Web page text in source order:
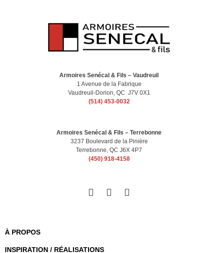
Armoires Senécal & Fils – Vaudreuil
1 Avenue de la Fabrique
Vaudreuil-Dorion, QC J7V 0X1
(514) 453-0032
Armoires Senécal & Fils – Terrebonne
3237 Boulevard de la Pinière
Terrebonne, QC J6X 4P7
(450) 918-4158
À PROPOS
INSPIRATION / RÉALISATIONS